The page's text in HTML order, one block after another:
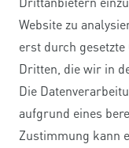
VERTRAG
Website zu
erst durch
Dritten, die wir in
Die
aufgrund eines
Zustimmung kann